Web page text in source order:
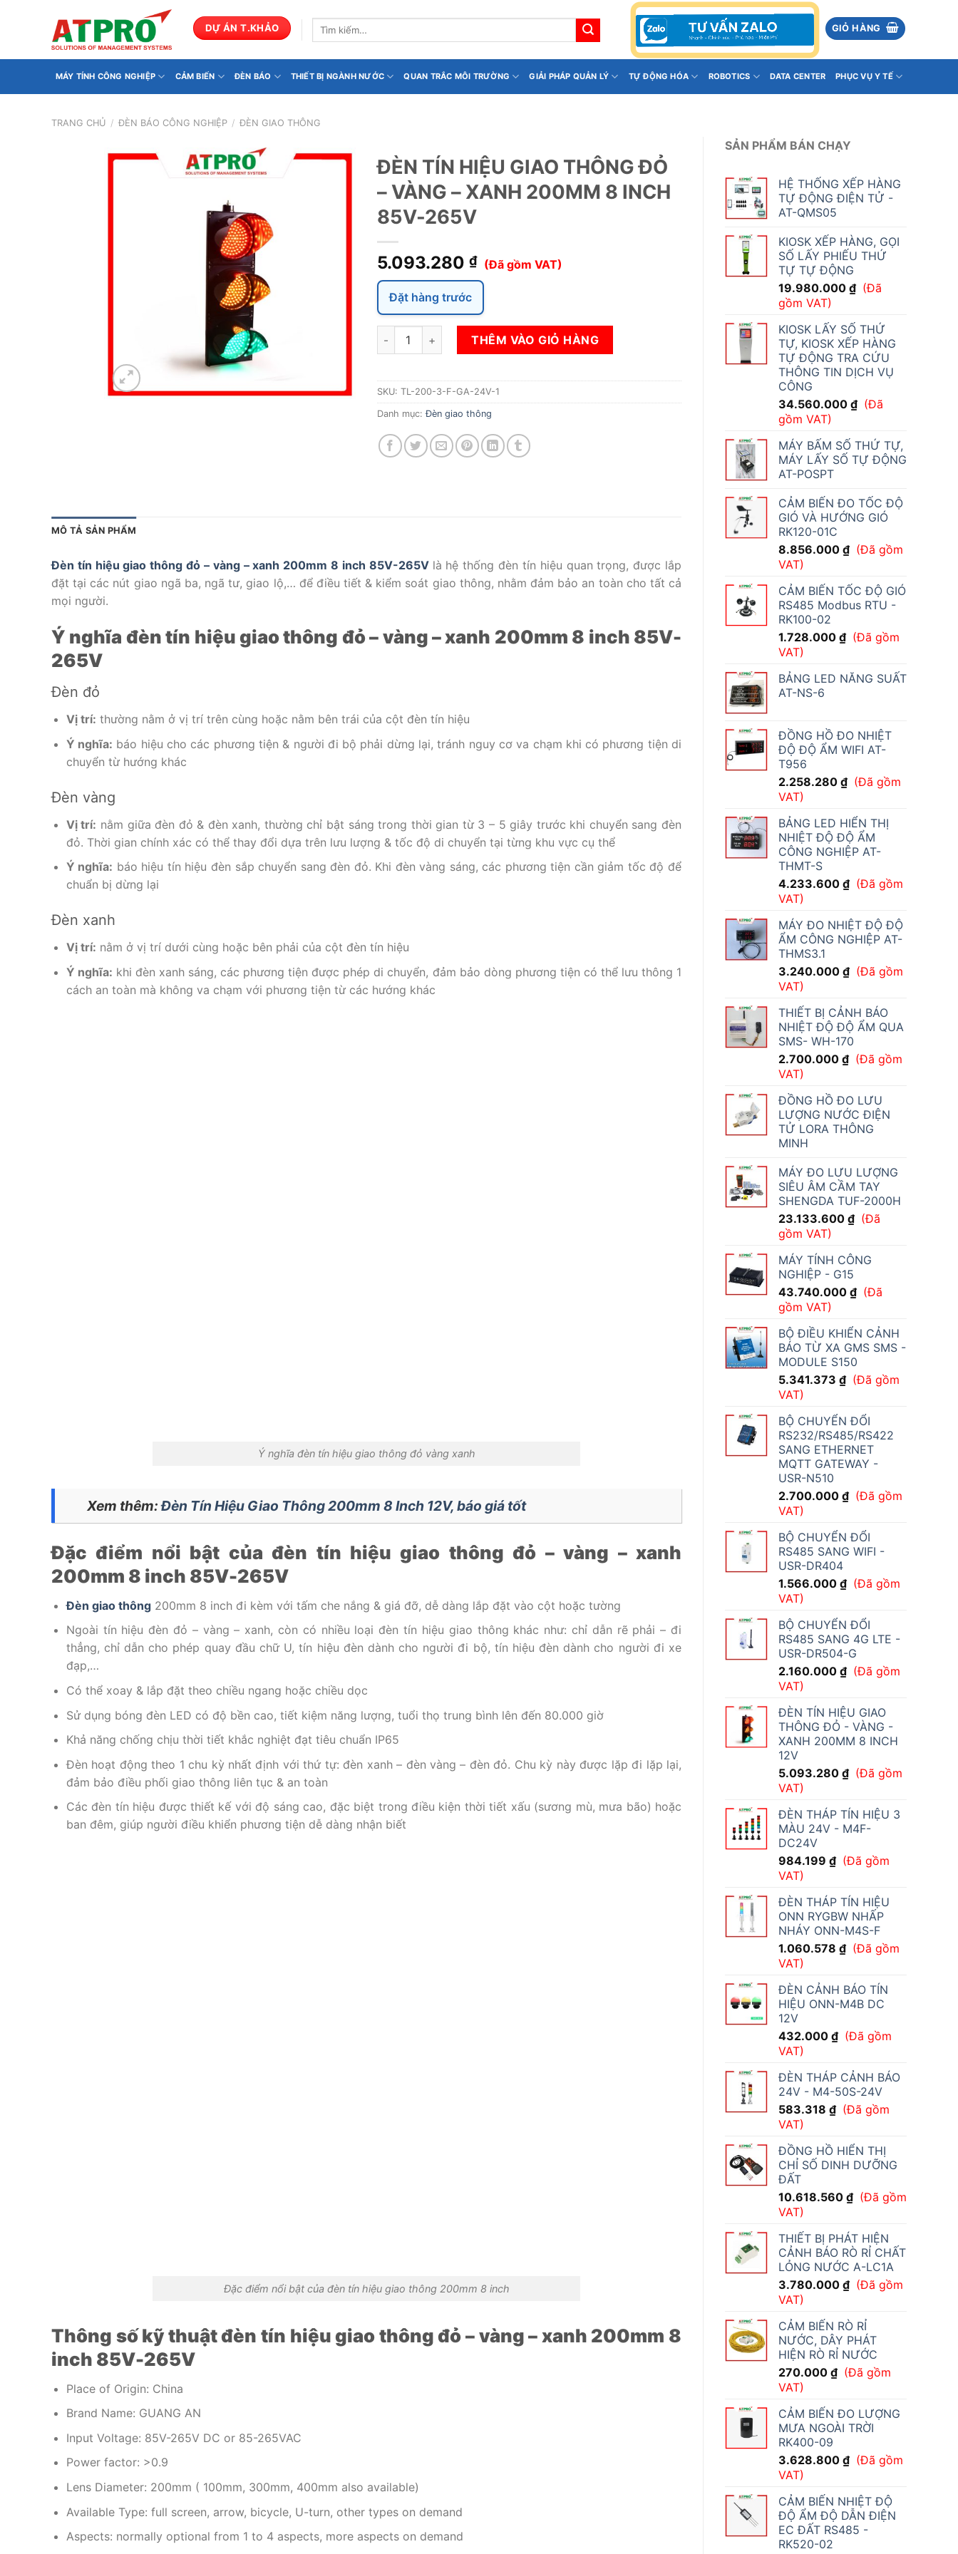
dung
DỰ ÁN T.KHẢO
Tìm
GIỎ HÀNG
MÁY TÍNH CÔNG NGHIỆP CẢM BIẾN ĐÈN BÁO THIẾT BỊ NGÀNH NƯỚC QUAN TRẮC MÔI TRƯỜNG GIẢI PHÁP QUẢN LÝ TỰ ĐỘNG HÓA ROBOTICS DATA CENTER PHỤC VỤ Y TẾ
TRANG CHỦ / ĐÈN BÁO CÔNG NGHIỆP / ĐÈN GIAO THÔNG
SẢN PHẨM BÁN CHẠY
HỆ THỐNG XẾP HÀNG
TỰ ĐỘNG ĐIỆN TỬ -
AT-QMS05
KIOSK XẾP HÀNG, GỌI
SỐ LẤY PHIẾU THỨ
TỰ TỰ ĐỘNG
19.980.000 ₫ (Đã
gồm VAT)
KIOSK LẤY SỐ THỨ
TỰ, KIOSK XẾP HÀNG
TỰ ĐỘNG TRA CỨU
THÔNG TIN DỊCH VỤ
CÔNG
34.560.000 ₫ (Đã
gồm VAT)
MÁY BẤM SỐ THỨ TỰ,
MÁY LẤY SỐ TỰ ĐỘNG
AT-POSPT
CẢM BIẾN ĐO TỐC ĐỘ
GIÓ VÀ HƯỚNG GIÓ
RK120-01C
8.856.000 ₫ (Đã gồm
VAT)
CẢM BIẾN TỐC ĐỘ GIÓ
RS485 Modbus RTU -
RK100-02
1.728.000 ₫ (Đã gồm
VAT)
BẢNG LED NĂNG SUẤT
AT-NS-6
ĐỒNG HỒ ĐO NHIỆT
ĐỘ ĐỘ ẨM WIFI AT-
T956
2.258.280 ₫ (Đã gồm
VAT)
BẢNG LED HIỂN THỊ
NHIỆT ĐỘ ĐỘ ẨM
CÔNG NGHIỆP AT-
THMT-S
4.233.600 ₫ (Đã gồm
VAT)
MÁY ĐO NHIỆT ĐỘ ĐỘ
ẨM CÔNG NGHIỆP AT-
THMS3.1
3.240.000 ₫ (Đã gồm
VAT)
THIẾT BỊ CẢNH BÁO
NHIỆT ĐỘ ĐỘ ẨM QUA
SMS- WH-170
2.700.000 ₫ (Đã gồm
VAT)
ĐỒNG HỒ ĐO LƯU
LƯỢNG NƯỚC ĐIỆN
TỬ LORA THÔNG
MINH
MÁY ĐO LƯU LƯỢNG
SIÊU ÂM CẦM TAY
SHENGDA TUF-2000H
23.133.600 ₫ (Đã
gồm VAT)
MÁY TÍNH CÔNG
NGHIỆP - G15
43.740.000 ₫ (Đã
gồm VAT)
BỘ ĐIỀU KHIỂN CẢNH
BÁO TỪ XA GMS SMS -
MODULE S150
5.341.373 ₫ (Đã gồm
VAT)
BỘ CHUYỂN ĐỔI
RS232/RS485/RS422
SANG ETHERNET
MQTT GATEWAY -
USR-N510
2.700.000 ₫ (Đã gồm
VAT)
BỘ CHUYỂN ĐỔI
RS485 SANG WIFI -
USR-DR404
1.566.000 ₫ (Đã gồm
VAT)
BỘ CHUYỂN ĐỔI
RS485 SANG 4G LTE -
USR-DR504-G
2.160.000 ₫ (Đã gồm
VAT)
ĐÈN TÍN HIỆU GIAO
THÔNG ĐỎ - VÀNG -
XANH 200MM 8 INCH
12V
5.093.280 ₫ (Đã gồm
VAT)
ĐÈN THÁP TÍN HIỆU 3
MÀU 24V - M4F-
DC24V
984.199 ₫ (Đã gồm
VAT)
ĐÈN THÁP TÍN HIỆU
ONN RYGBW NHẤP
NHÁY ONN-M4S-F
1.060.578 ₫ (Đã gồm
VAT)
ĐÈN CẢNH BÁO TÍN
HIỆU ONN-M4B DC
12V
432.000 ₫ (Đã gồm
VAT)
ĐÈN THÁP CẢNH BÁO
24V - M4-50S-24V
583.318 ₫ (Đã gồm
VAT)
ĐỒNG HỒ HIỂN THỊ
CHỈ SỐ DINH DƯỠNG
ĐẤT
10.618.560 ₫ (Đã gồm
VAT)
THIẾT BỊ PHÁT HIỆN
CẢNH BÁO RÒ RỈ CHẤT
LỎNG NƯỚC A-LC1A
3.780.000 ₫ (Đã gồm
VAT)
CẢM BIẾN RÒ RỈ
NƯỚC, DÂY PHÁT
HIỆN RÒ RỈ NƯỚC
270.000 ₫ (Đã gồm
VAT)
CẢM BIẾN ĐO LƯỢNG
MƯA NGOÀI TRỜI
RK400-09
3.628.800 ₫ (Đã gồm
VAT)
CẢM BIẾN NHIỆT ĐỘ
ĐỘ ẨM ĐỘ DẪN ĐIỆN
EC ĐẤT RS485 -
RK520-02
ĐÈN TÍN HIỆU GIAO THÔNG ĐỎ
– VÀNG – XANH 200MM 8 INCH
85V-265V
5.093.280 ₫ (Đã gồm VAT)
Đặt hàng trước
ĐÈN TÍN HIỆU GIAO THÔNG ĐỎ - VÀNG - XANH 200MM 8 INCH 85V-265V số lượng
THÊM VÀO GIỎ HÀNG
SKU: TL-200-3-F-GA-24V-1
Danh mục:Đèn giao thông
MÔ TẢ SẢN PHẨM
Đèn tín hiệu giao thông đỏ – vàng – xanh 200mm 8 inch 85V-265V là hệ thống đèn tín hiệu quan trọng, được lắp
đặt tại các nút giao ngã ba, ngã tư, giao lộ,… để điều tiết & kiểm soát giao thông, nhằm đảm bảo an toàn cho tất cả
mọi người.
Ý nghĩa đèn tín hiệu giao thông đỏ – vàng – xanh 200mm 8 inch 85V-
265V
Đèn đỏ
Vị trí: thường nằm ở vị trí trên cùng hoặc nằm bên trái của cột đèn tín hiệu
Ý nghĩa: báo hiệu cho các phương tiện & người đi bộ phải dừng lại, tránh nguy cơ va chạm khi có phương tiện di
chuyển từ hướng khác
Đèn vàng
Vị trí: nằm giữa đèn đỏ & đèn xanh, thường chỉ bật sáng trong thời gian từ 3 – 5 giây trước khi chuyển sang đèn
đỏ. Thời gian chính xác có thể thay đổi dựa trên lưu lượng & tốc độ di chuyển tại từng khu vực cụ thể
Ý nghĩa: báo hiệu tín hiệu đèn sắp chuyển sang đèn đỏ. Khi đèn vàng sáng, các phương tiện cần giảm tốc độ để
chuẩn bị dừng lại
Đèn xanh
Vị trí: nằm ở vị trí dưới cùng hoặc bên phải của cột đèn tín hiệu
Ý nghĩa: khi đèn xanh sáng, các phương tiện được phép di chuyển, đảm bảo dòng phương tiện có thể lưu thông 1
cách an toàn mà không va chạm với phương tiện từ các hướng khác
Ý nghĩa đèn tín hiệu giao thông đỏ vàng xanh
Xem thêm:Đèn Tín Hiệu Giao Thông 200mm 8 Inch 12V, báo giá tốt
Đặc điểm nổi bật của đèn tín hiệu giao thông đỏ – vàng – xanh
200mm 8 inch 85V-265V
Đèn giao thông200mm 8 inch đi kèm với tấm che nắng & giá đỡ, dễ dàng lắp đặt vào cột hoặc tường
Ngoài tín hiệu đèn đỏ – vàng – xanh, còn có nhiều loại đèn tín hiệu giao thông khác như: chỉ dẫn rẽ phải – đi
thẳng, chỉ dẫn cho phép quay đầu chữ U, tín hiệu đèn dành cho người đi bộ, tín hiệu đèn dành cho người đi xe
đạp,…
Có thể xoay & lắp đặt theo chiều ngang hoặc chiều dọc
Sử dụng bóng đèn LED có độ bền cao, tiết kiệm năng lượng, tuổi thọ trung bình lên đến 80.000 giờ
Khả năng chống chịu thời tiết khắc nghiệt đạt tiêu chuẩn IP65
Đèn hoạt động theo 1 chu kỳ nhất định với thứ tự: đèn xanh – đèn vàng – đèn đỏ. Chu kỳ này được lặp đi lặp lại,
đảm bảo điều phối giao thông liên tục & an toàn
Các đèn tín hiệu được thiết kế với độ sáng cao, đặc biệt trong điều kiện thời tiết xấu (sương mù, mưa bão) hoặc
ban đêm, giúp người điều khiển phương tiện dễ dàng nhận biết
Đặc điểm nổi bật của đèn tín hiệu giao thông 200mm 8 inch
Thông số kỹ thuật đèn tín hiệu giao thông đỏ – vàng – xanh 200mm 8
inch 85V-265V
Place of Origin: China
Brand Name: GUANG AN
Input Voltage: 85V-265V DC or 85-265VAC
Power factor: >0.9
Lens Diameter: 200mm ( 100mm, 300mm, 400mm also available)
Available Type: full screen, arrow, bicycle, U-turn, other types on demand
Aspects: normally optional from 1 to 4 aspects, more aspects on demand